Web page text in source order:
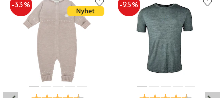
-33% -25%